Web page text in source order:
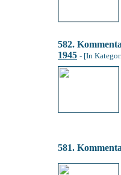
582.
1945 - [In
581.